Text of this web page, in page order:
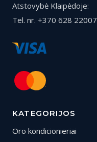
Atstovybė Klaipėdoje:
Tel. nr. +370 628 22007
KATEGORIJOS
Oro kondicionieriai